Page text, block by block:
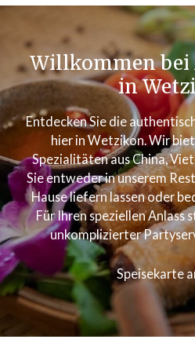
Willkommen bei
in
Entdecken Sie die
hier in Wetzikon. Wir
Spezialitäten aus China,
Sie entweder in unserem
Hause liefern lassen oder
Für Ihren speziellen Anlass
unkomplizierter
Speisekarte